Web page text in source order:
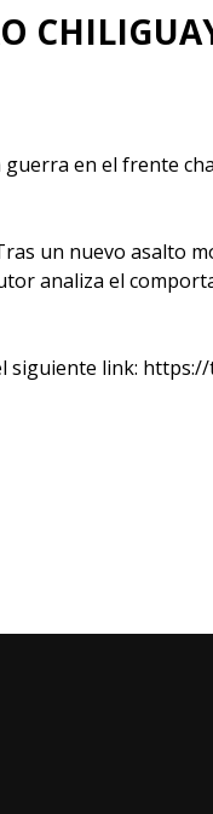
en el frente
un nuevo asalto
analiza el
siguiente link: https://